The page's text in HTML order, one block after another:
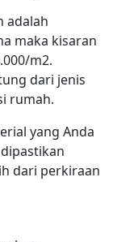
adalah
maka kisaran
m2.
dari jenis
rumah.
yang Anda
dari perkiraan